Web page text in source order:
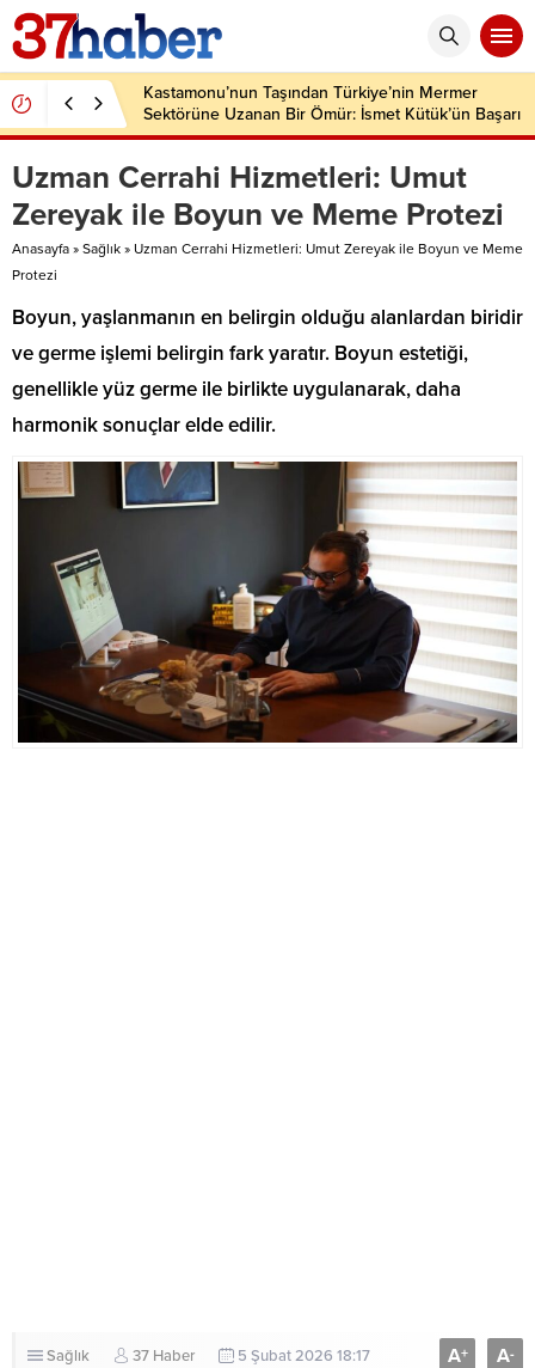
Kastamonu’nun Taşından Türkiye’nin Mermer
Sektörüne Uzanan Bir Ömür: İsmet Kütük’ün Başarı
Hikâyesi
Uzman Cerrahi Hizmetleri: Umut
Zereyak ile Boyun ve Meme Protezi
Anasayfa » Sağlık » Uzman Cerrahi Hizmetleri: Umut Zereyak ile Boyun ve Meme
Protezi
Boyun, yaşlanmanın en belirgin olduğu alanlardan biridir
ve germe işlemi belirgin fark yaratır. Boyun estetiği,
genellikle yüz germe ile birlikte uygulanarak, daha
harmonik sonuçlar elde edilir.
Sağlık 37 Haber 5 Şubat 2026 18:17 A+ A-